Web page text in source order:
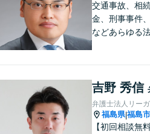
交通事故、相
金、刑事事件
などあらゆる
ごとがありま
ご相談ください
吉野 秀信
弁護士法人リー
福島県|福島市
【初回相談無